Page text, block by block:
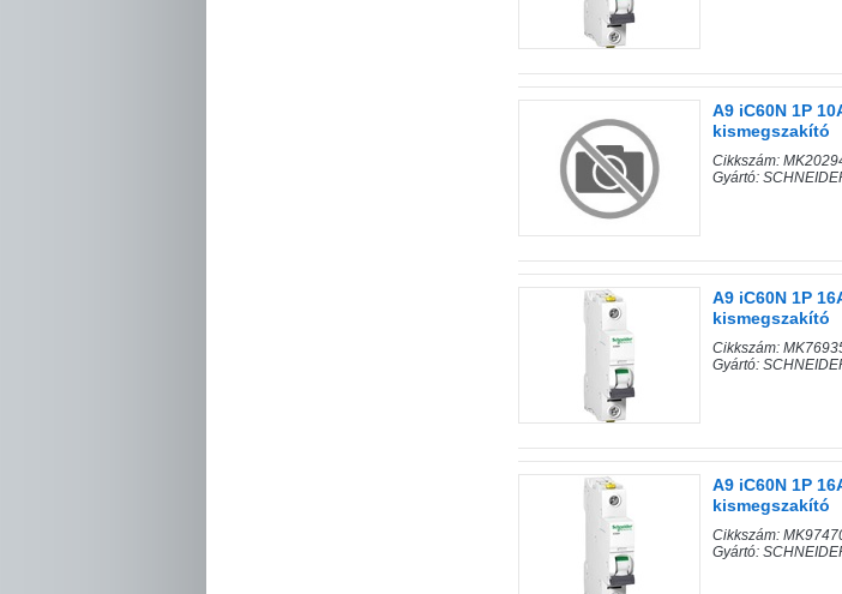
A9 iC60N 1P
kismegszakító
Cikkszám:
Gyártó:
A9 iC60N 1P
kismegszakító
Cikkszám:
Gyártó:
A9 iC60N 1P
kismegszakító
Cikkszám:
Gyártó: